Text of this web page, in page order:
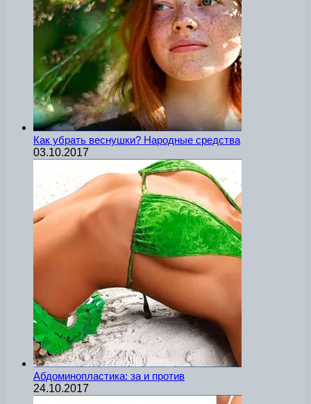
Как убрать веснушки? Народные средства
03.10.2017
Абдоминопластика: за и против
24.10.2017